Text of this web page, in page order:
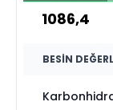
1086,4
BESIN